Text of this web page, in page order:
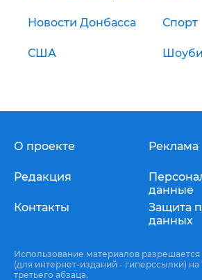
Новости Донбасса Спорт
США
О проекте
Редакция
Контакты
Реклама
данные
Защита
данных
Использование материалов
(для интернет-изданий - гиперссылки) на
третьего абзаца.